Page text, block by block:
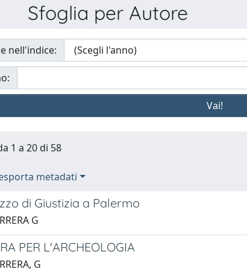
Sfoglia per Autore
nell'indice:
1 a 20 di 58
metadati
di Giustizia a Palermo
G
PER L'ARCHEOLOGIA
G